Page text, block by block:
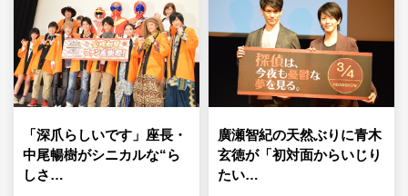
「深爪らしいです」座長・
中尾暢樹がシニカルな“ら
しさ…
廣瀬智紀の天然ぶりに青木
玄徳が「初対面からいじり
たい…